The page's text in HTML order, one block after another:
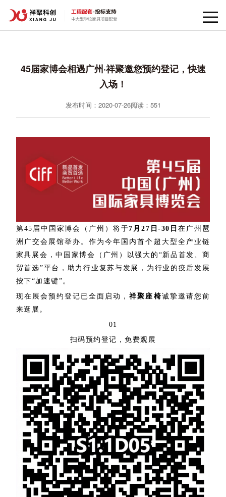
45届家博会相遇广州·祥聚邀您预约登记，快速
入场！
发布时间：2020-07-26阅读： 551
第45届中国家博会（广州）将于7月27日-30日在广州琶
洲广交会展馆举办。作为今年国内首个超大型全产业链
家具展会，中国家博会（广州）以强大的“新品首发、商
贸首选”平台，助力行业复苏与发展，为行业的疫后发展
按下“加速键”。
现在展会预约登记已全面启动，祥聚座椅诚挚邀请您前
来逛展。
01
扫码预约登记，免费观展